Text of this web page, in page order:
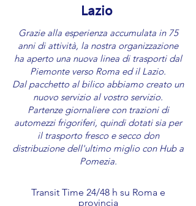
Lazio
Grazie alla esperienza accumulata in 75
anni di attività, la nostra organizzazione
ha aperto una nuova linea di trasporti dal
Piemonte verso Roma ed il Lazio.
Dal pacchetto al bilico abbiamo creato un
nuovo servizio al vostro servizio.
Partenze giornaliere con trazioni di
automezzi frigoriferi, quindi dotati sia per
il trasporto fresco e secco don
distribuzione dell'ultimo miglio con Hub a
Pomezia.
Transit Time 24/48 h su Roma e
provincia